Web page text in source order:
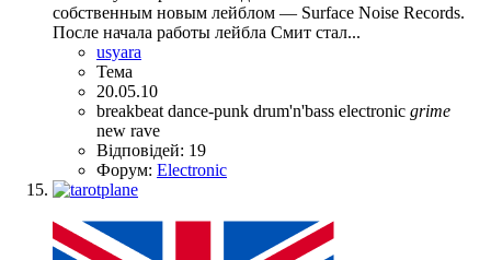
собственным новым лейблом — Surface Noise Records.
После начала работы лейбла Смит стал...
usyara
Тема
20.05.10
breakbeatdance-punk drum'n'bass electronic grime
new rave
Відповідей: 19
Форум: Electronic